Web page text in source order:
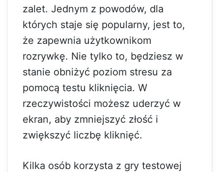
zalet. Jednym z powodów, dla
których staje się popularny, jest to,
że zapewnia użytkownikom
rozrywkę. Nie tylko to, będziesz w
stanie obniżyć poziom stresu za
pomocą testu kliknięcia. W
rzeczywistości możesz uderzyć w
ekran, aby zmniejszyć złość i
zwiększyć liczbę kliknięć.
Kilka osób korzysta z gry testowej